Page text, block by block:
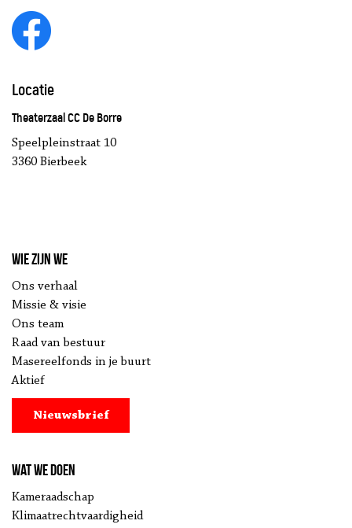
Locatie
Theaterzaal CC De Borre
Speelpleinstraat 10
3360 Bierbeek
Wie zijn we
Ons verhaal
Missie & visie
Ons team
Raad van bestuur
Masereelfonds in je buurt
Aktief
Nieuwsbrief
Wat we doen
Kameraadschap
Klimaatrechtvaardigheid